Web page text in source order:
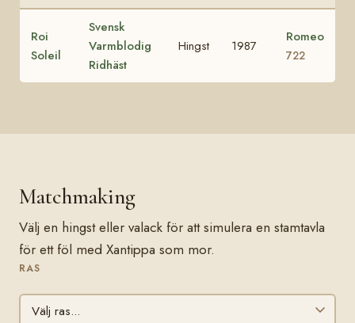
Roi
Soleil
Svensk
Varmblodig
Ridhäst
Hingst 1987
Romeo
722
Matchmaking
Välj en hingst eller valack för att simulera en stamtavla
för ett föl med Xantippa som mor.
RAS